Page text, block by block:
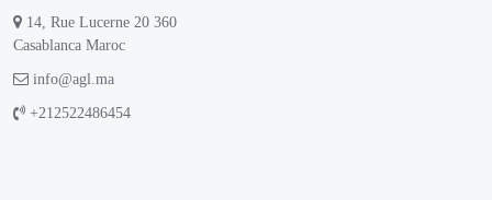
14, Rue Lucerne 20 360
Casablanca Maroc
info@agl.ma
+212522486454